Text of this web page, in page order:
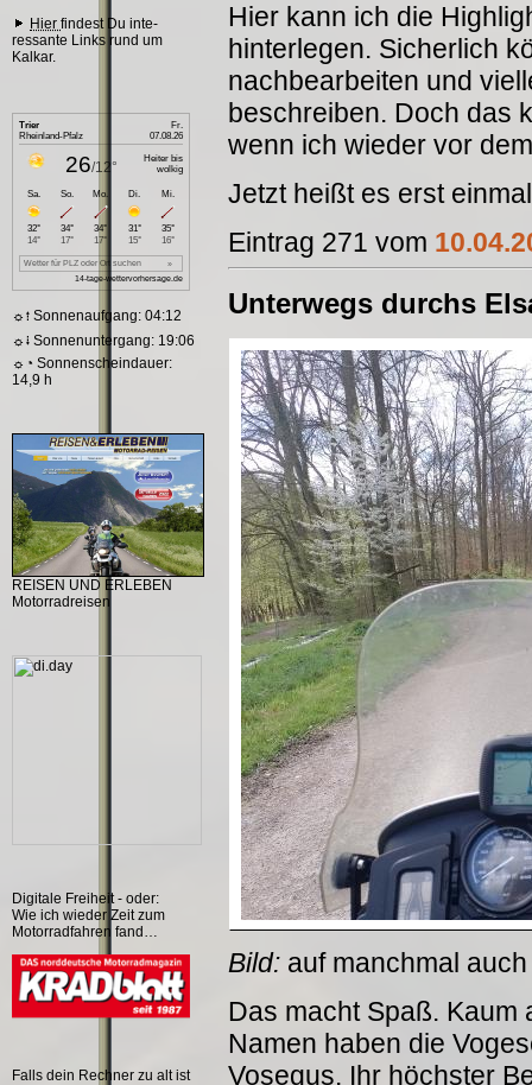
Hier findest Du inte-
ressante Links rund um
Kalkar.
☼⭫ Sonnenaufgang: 04:12
☼⭭ Sonnenuntergang: 19:06
☼◔ Sonnenscheindauer:
14,9 h
REISEN UND ERLEBEN
Motorradreisen
Digitale Freiheit - oder:
Wie ich wieder Zeit zum
Motorradfahren fand…
Falls dein Rechner zu alt ist
Hier kann ich die
hinterlegen. Sicherlich
nachbearbeiten und
beschreiben. Doch das
wenn ich wieder vor
Jetzt heißt es erst
Eintrag 271 vom
Unterwegs durchs
Bild: auf manchmal
Das macht Spaß. Kaum
Namen haben die
Vosegus. Ihr höchster